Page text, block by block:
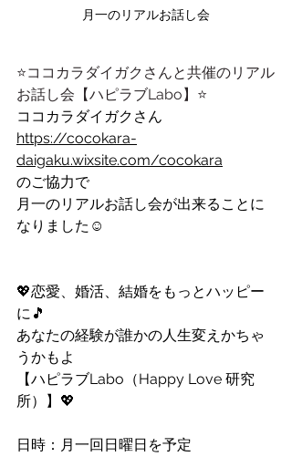
月一のリアルお話し会
⭐️ココカラダイガクさんと共催のリアル
お話し会【ハピラブLabo】⭐️
ココカラダイガクさん
https://cocokara-
daigaku.wixsite.com/cocokara
のご協力で
月一のリアルお話し会が出来ることに
なりました☺️
💖恋愛、婚活、結婚をもっとハッピー
に🎵
あなたの経験が誰かの人生変えかちゃ
うかもよ
【ハピラブLabo（Happy Love 研究
所）】💖
日時：月一回日曜日を予定